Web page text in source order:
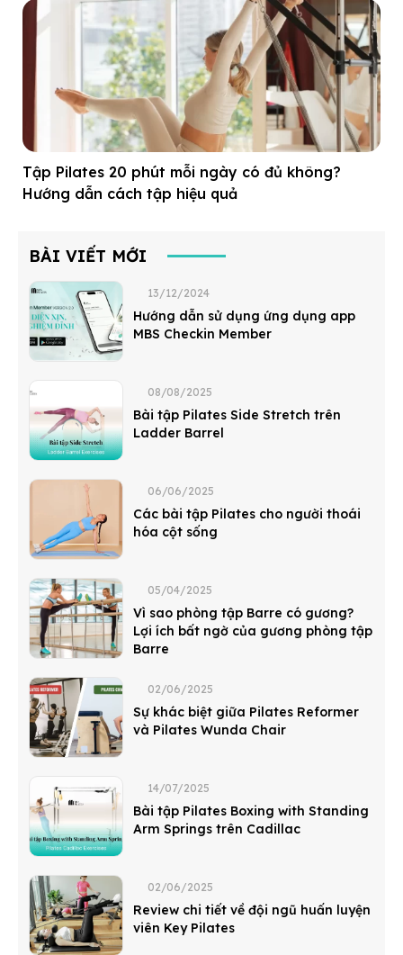
Tập Pilates 20 phút mỗi ngày có đủ không?
Hướng dẫn cách tập hiệu quả
BÀI VIẾT MỚI
13/12/2024
Hướng dẫn sử dụng ứng dụng app
MBS Checkin Member
08/08/2025
Bài tập Pilates Side Stretch trên
Ladder Barrel
06/06/2025
Các bài tập Pilates cho người thoái
hóa cột sống
05/04/2025
Vì sao phòng tập Barre có gương?
Lợi ích bất ngờ của gương phòng tập
Barre
02/06/2025
Sự khác biệt giữa Pilates Reformer
và Pilates Wunda Chair
14/07/2025
Bài tập Pilates Boxing with Standing
Arm Springs trên Cadillac
02/06/2025
Review chi tiết về đội ngũ huấn luyện
viên Key Pilates